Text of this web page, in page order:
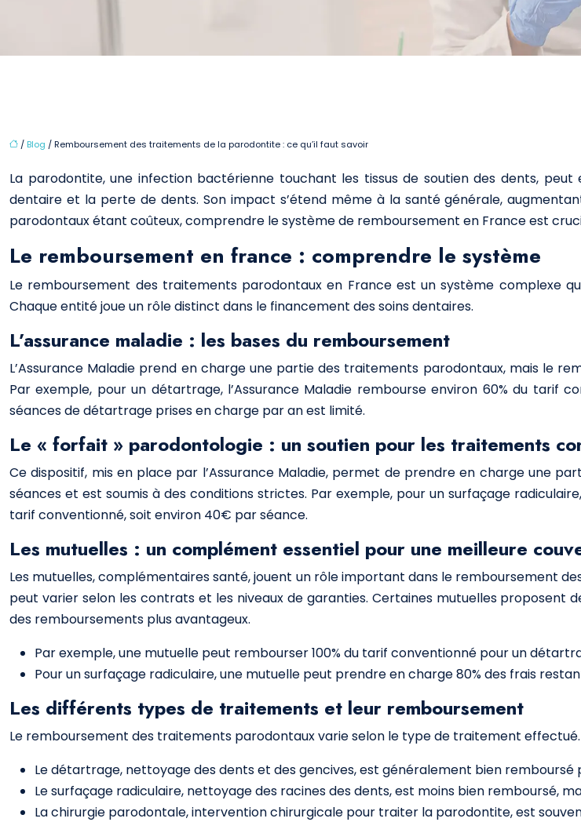
/ Blog / Remboursement des traitements de la parodontite : ce qu’il faut savoir
La parodontite, une infection bactérienne touchant les tissus de soutien des dents,
dentaire et la perte de dents. Son impact s’étend même à la santé générale,
parodontaux étant coûteux, comprendre le système de remboursement en France est
Le remboursement en france : comprendre le système
Le remboursement des traitements parodontaux en France est un système complexe
Chaque entité joue un rôle distinct dans le financement des soins dentaires.
L’assurance maladie : les bases du remboursement
L’Assurance Maladie prend en charge une partie des traitements parodontaux, mais le
Par exemple, pour un détartrage, l’Assurance Maladie rembourse environ 60% du tarif
séances de détartrage prises en charge par an est limité.
Le « forfait » parodontologie : un soutien pour les traitements
Ce dispositif, mis en place par l’Assurance Maladie, permet de prendre en charge une
séances et est soumis à des conditions strictes. Par exemple, pour un surfaçage
tarif conventionné, soit environ 40€ par séance.
Les mutuelles : un complément essentiel pour une meilleure
Les mutuelles, complémentaires santé, jouent un rôle important dans le remboursement
peut varier selon les contrats et les niveaux de garanties. Certaines mutuelles proposent
des remboursements plus avantageux.
Par exemple, une mutuelle peut rembourser 100% du tarif conventionné pour un
Pour un surfaçage radiculaire, une mutuelle peut prendre en charge 80% des frais
Les différents types de traitements et leur remboursement
Le remboursement des traitements parodontaux varie selon le type de traitement effectué.
Le détartrage, nettoyage des dents et des gencives, est généralement bien remboursé
Le surfaçage radiculaire, nettoyage des racines des dents, est moins bien remboursé,
La chirurgie parodontale, intervention chirurgicale pour traiter la parodontite, est